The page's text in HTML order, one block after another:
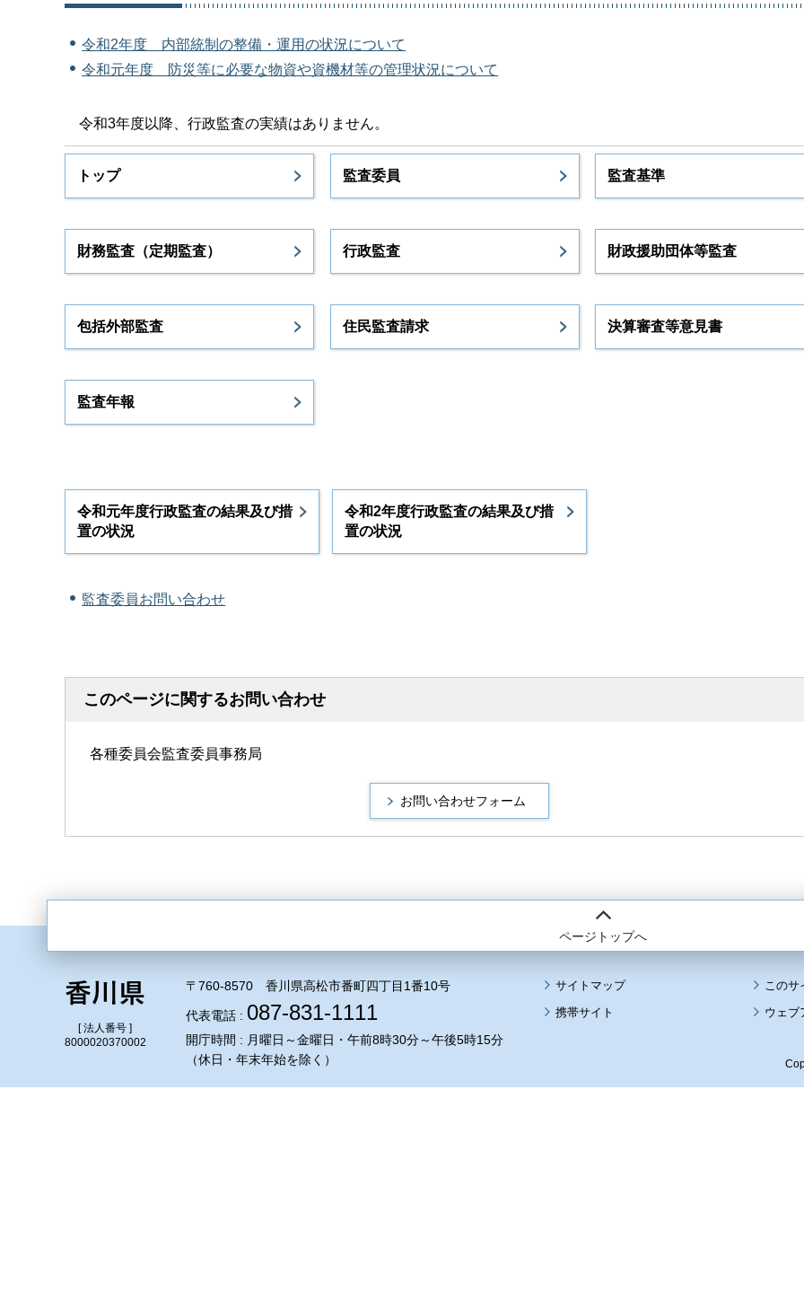
令和2年度 内部統制の整備・運用の状況について
令和元年度 防災等に必要な物資や資機材等の管理状況について
令和3年度以降、行政監査の実績はありません。
トップ
財務監査（定期監査）
包括外部監査
監査年報
監査委員
行政監査
住民監査請求
監査基準
財政援助団体等監査
決算審査等意見書
令和元年度行政監査の結果及び措
置の状況
令和2年度行政監査の結果及び措
置の状況
監査委員お問い合わせ
このページに関するお問い合わせ
各種委員会監査委員事務局
ページトップへ
[ 法人番号 ]
8000020370002
〒760-8570 香川県高松市番町四丁目1番10号
代表電話 : 087-831-1111
開庁時間 : 月曜日～金曜日・午前8時30分～午後5時15分
（休日・年末年始を除く）
サイトマップ
このサ
携帯サイト
ウェブ